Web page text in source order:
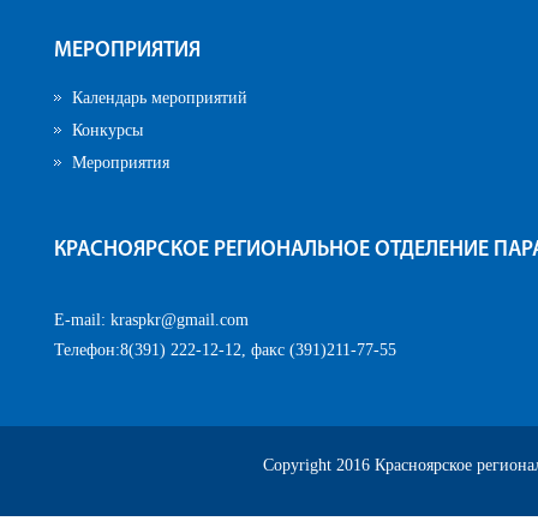
МЕРОПРИЯТИЯ
Календарь мероприятий
Конкурсы
Мероприятия
КРАСНОЯРСКОЕ РЕГИОНАЛЬНОЕ ОТДЕЛЕНИЕ
E-mail: kraspkr@gmail.com
Телефон:8(391) 222-12-12, факс (391)211-77-55
Copyright 2016 Красноярское